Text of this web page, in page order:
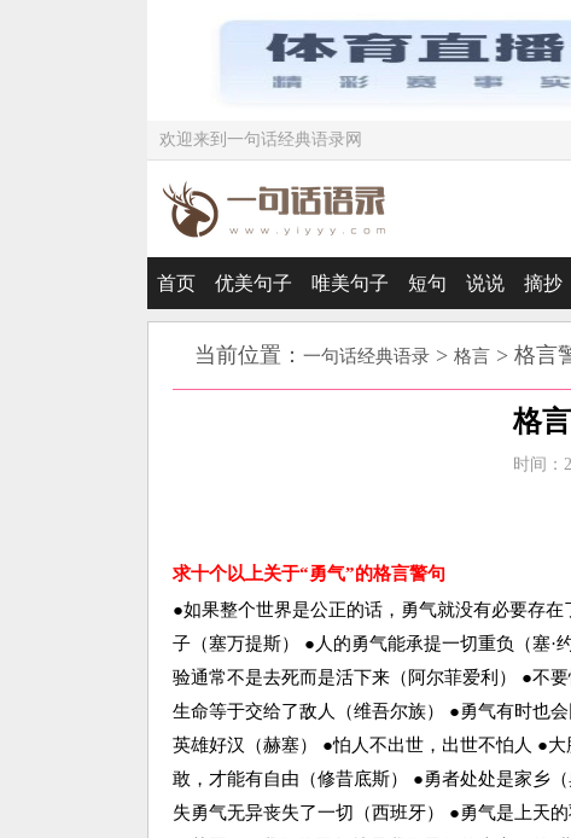
欢迎来到一句话经典语录网
首页 优美句子 唯美句子 短句 说说 摘抄
当前位置： 一句话经典语录 > 格言 > 格言
格
时间：
求十个以上关于“勇气”的格言警句
●如果整个世界是公正的话，勇气就没有必要存
子（塞万提斯） ●人的勇气能承提一切重负（塞
验通常不是去死而是活下来（阿尔菲爱利） ●不
生命等于交给了敌人（维吾尔族） ●勇气有时也
英雄好汉（赫塞） ●怕人不出世，出世不怕人 ●
敢，才能有自由（修昔底斯） ●勇者处处是家乡
失勇气无异丧失了一切（西班牙） ●勇气是上天